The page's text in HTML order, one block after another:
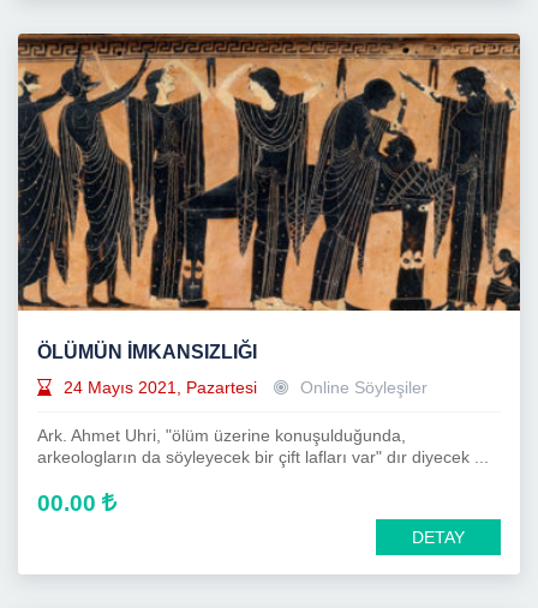
ÖLÜMÜN İMKANSIZLIĞI
24 Mayıs 2021, Pazartesi Online Söyleşiler
Ark. Ahmet Uhri, "ölüm üzerine konuşulduğunda,
arkeologların da söyleyecek bir çift lafları var" dır diyecek ...
00.00
DETAY